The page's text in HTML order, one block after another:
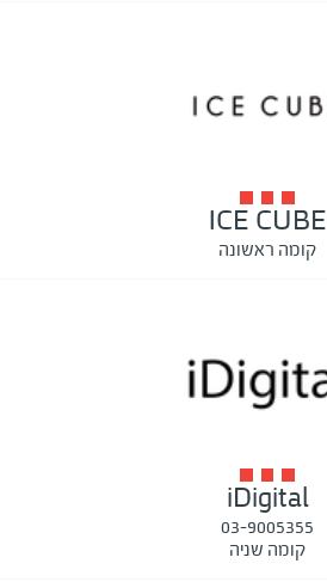
ICE CUBE
קומה ראשונה
iDigital
03-9005355
קומה שניה